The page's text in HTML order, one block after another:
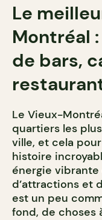
Le
Montréal
de bars,
Le Vieux-
quartiers les
ville, et cela
histoire
énergie
d’attractions et
est un peu
fond, de choses